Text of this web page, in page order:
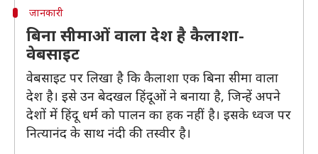
जानकारी
बिना सीमाओं वाला देश है कैलाशा-
वेबसाइट
वेबसाइट पर लिखा है कि कैलाशा एक बिना सीमा वाला
देश है। इसे उन बेदखल हिंदूओं ने बनाया है, जिन्हें अपने
देशों में हिंदू धर्म को पालन का हक नहीं है। इसके ध्वज पर
नित्यानंद के साथ नंदी की तस्वीर है।